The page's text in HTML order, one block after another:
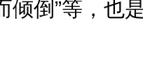
倒”等，也